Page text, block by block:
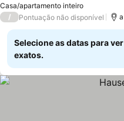
Casa/apartamento inteiro
/ Pontuação não disponível
Selecione as datas para
exatos.